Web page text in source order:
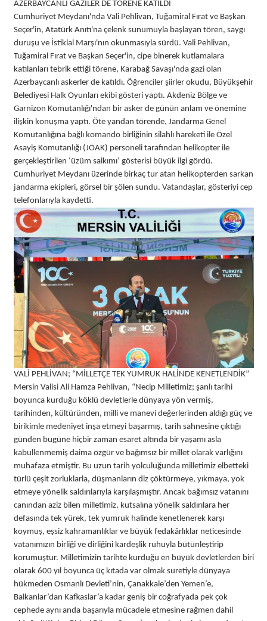
AZERBAYCANLI GAZİLER DE TÖRENE KATILDI
Cumhuriyet Meydanı'nda Vali Pehlivan, Tuğamiral Fırat ve Başkan
Seçer'in, Atatürk Anıtı'na çelenk sunumuyla başlayan tören, saygı
duruşu ve İstiklal Marşı'nın okunmasıyla sürdü. Vali Pehlivan,
Tuğamiral Fırat ve Başkan Seçer'in, cipe binerek kutlamalara
katılanları tebrik ettiği törene, Karabağ Savaşı'nda gazi olan
Azerbaycanlı askerler de katıldı. Öğrenciler şiirler okudu, Büyükşehir
Belediyesi Halk Oyunları ekibi gösteri yaptı. Akdeniz Bölge ve
Garnizon Komutanlığı'ndan bir asker de günün anlam ve önemine
ilişkin konuşma yaptı. Öte yandan törende, Jandarma Genel
Komutanlığına bağlı komando birliğinin silahlı hareketi ile Özel
Asayiş Komutanlığı (JÖAK) personeli tarafından helikopter ile
gerçekleştirilen ‘üzüm salkımı’ gösterisi büyük ilgi gördü.
Cumhuriyet Meydanı üzerinde birkaç tur atan helikopterden sarkan
jandarma ekipleri, görsel bir şölen sundu. Vatandaşlar, gösteriyi cep
telefonlarıyla kaydetti.
VALİ PEHLİVAN; “MİLLETÇE TEK YUMRUK HALİNDE KENETLENDİK”
Mersin Valisi Ali Hamza Pehlivan, “Necip Milletimiz; şanlı tarihi
boyunca kurduğu köklü devletlerle dünyaya yön vermiş,
tarihinden, kültüründen, milli ve manevi değerlerinden aldığı güç ve
birikimle medeniyet inşa etmeyi başarmış, tarih sahnesine çıktığı
günden bugüne hiçbir zaman esaret altında bir yaşamı asla
kabullenmemiş daima özgür ve bağımsız bir millet olarak varlığını
muhafaza etmiştir. Bu uzun tarih yolculuğunda milletimiz elbetteki
türlü çeşit zorluklarla, düşmanların diz çöktürmeye, yıkmaya, yok
etmeye yönelik saldırılarıyla karşılaşmıştır. Ancak bağımsız vatanını
canından aziz bilen milletimiz, kutsalına yönelik saldırılara her
defasında tek yürek, tek yumruk halinde kenetlenerek karşı
koymuş, eşsiz kahramanlıklar ve büyük fedakârlıklar neticesinde
vatanımızın birliği ve dirliğini kardeşlik ruhuyla bütünleştirip
korumuştur. Milletimizin tarihte kurduğu en büyük devletlerden biri
olarak 600 yıl boyunca üç kıtada var olmak suretiyle dünyaya
hükmeden Osmanlı Devleti’nin, Çanakkale’den Yemen’e,
Balkanlar’dan Kafkaslar’a kadar geniş bir coğrafyada pek çok
cephede aynı anda başarıyla mücadele etmesine rağmen dahil